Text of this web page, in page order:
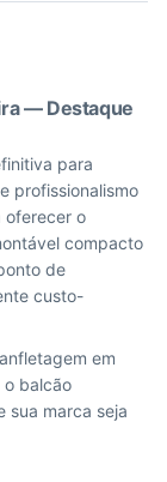
— Destaque
para
profissionalismo
oferecer o
compacto
de
custo-
em
o balcão
sua marca seja